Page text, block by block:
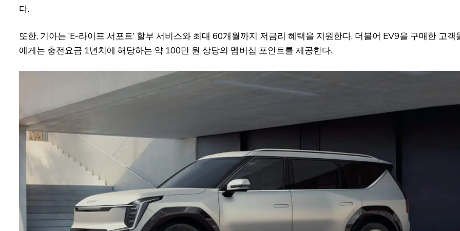
다.
또한, 기아는 ‘E-라이프 서포트’ 할부 서비스와 최대 60개월까지 저금리 혜택을 지원한다. 더불어 EV9을 구매한 고객
에게는 충전요금 1년치에 해당하는 약 100만 원 상당의 멤버십 포인트를 제공한다.